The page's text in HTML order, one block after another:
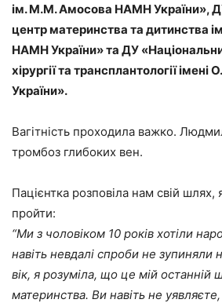
ім. М.М. Амосова НАМН України»,
центр материнства та дитинства
НАМН України»та ДУ
хірургії та трансплантології
України».
Вагітність проходила важко.
тромбоз глибоких вен.
Пацієнтка розповіла нам свій шлях,
пройти:
“Ми з чоловіком 10 років хотіли
навіть невдалі спроби не зупиняли
вік, я розуміла, що це мій останній
материнства. Ви навіть не